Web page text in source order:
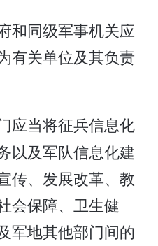
和同级军事机关应
有关单位及其负责
应当将征兵信息化
以及军队信息化建
传、发展改革、教
会保障、卫生健
军地其他部门间的